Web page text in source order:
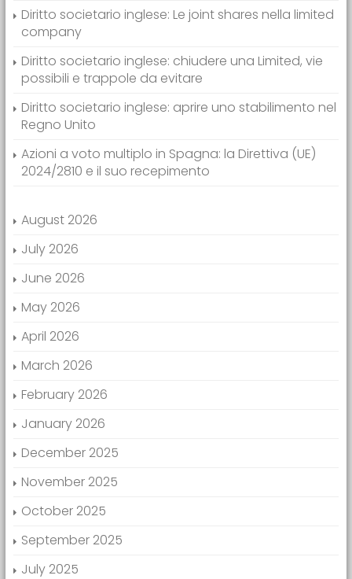
Diritto societario inglese: Le joint shares nella limited
company
Diritto societario inglese: chiudere una Limited, vie
possibili e trappole da evitare
Diritto societario inglese: aprire uno stabilimento nel
Regno Unito
Azioni a voto multiplo in Spagna: la Direttiva (UE)
2024/2810 e il suo recepimento
August 2026
July 2026
June 2026
May 2026
April 2026
March 2026
February 2026
January 2026
December 2025
November 2025
October 2025
September 2025
July 2025